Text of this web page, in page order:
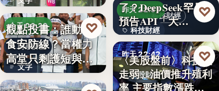
今天 06:30
時事評論
文字
觀點投書：誰動了
食安防線？當權力
高堂只剩護短與卸
責
♡
科技財經
昨天 22:51
科技財經
0.02
了？DeepSeek罕見
預告API「大…
♡
昨天 22:42
美股財經
〈美股盤前〉科技股
走弱、油價推升殖利
率 主要指數漲跌互
♡